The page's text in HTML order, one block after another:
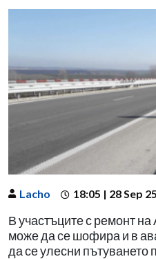
Lacho 18:05 | 28 Sep 25
В участъците с ремонт
може да се шофира и в
да се улесни пътуването